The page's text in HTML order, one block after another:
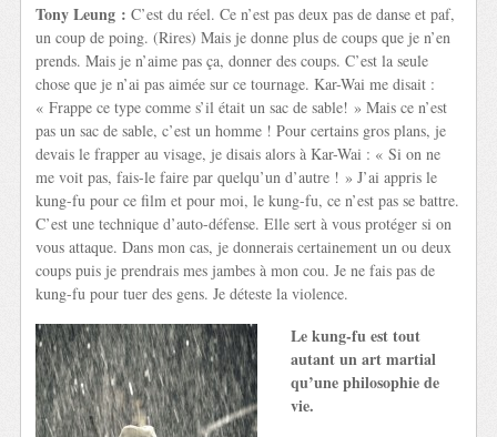
Tony Leung : C’est du réel. Ce n’est pas deux pas de danse et paf,
un coup de poing. (Rires) Mais je donne plus de coups que je n’en
prends. Mais je n’aime pas ça, donner des coups. C’est la seule
chose que je n’ai pas aimée sur ce tournage. Kar-Wai me disait :
« Frappe ce type comme s’il était un sac de sable! » Mais ce n’est
pas un sac de sable, c’est un homme ! Pour certains gros plans, je
devais le frapper au visage, je disais alors à Kar-Wai : « Si on ne
me voit pas, fais-le faire par quelqu’un d’autre ! » J’ai appris le
kung-fu pour ce film et pour moi, le kung-fu, ce n’est pas se battre.
C’est une technique d’auto-défense. Elle sert à vous protéger si on
vous attaque. Dans mon cas, je donnerais certainement un ou deux
coups puis je prendrais mes jambes à mon cou. Je ne fais pas de
kung-fu pour tuer des gens. Je déteste la violence.
Le kung-fu est tout
autant un art martial
qu’une philosophie de
vie.